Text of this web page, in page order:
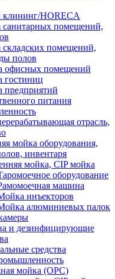
HORECA
помещений,
помещений,
полов
офисных помещений
гостиниц
предприятий
питания
отрасль,
мойка оборудования,
инвентаря
мойка, CIP мойка
оборудование
машина
инъекторов
алюминиевых палок
и дезинфицирующие
средства
мойка (ОРС)